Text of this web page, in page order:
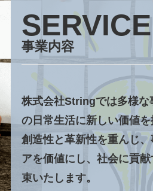
SERVICE
事業内容
株式会社Stringでは多様な
の日常生活に新しい価値を
創造性と革新性を重んじ
アを価値にし、社会に貢
束いたします。